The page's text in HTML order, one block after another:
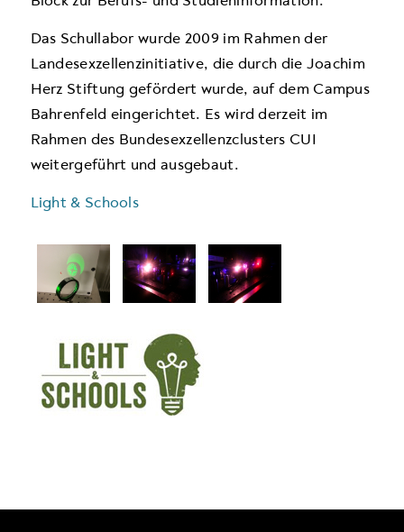
Das Schullabor wurde 2009 im Rahmen der
Landesexzellenzinitiative, die durch die Joachim
Herz Stiftung gefördert wurde, auf dem Campus
Bahrenfeld eingerichtet. Es wird derzeit im
Rahmen des Bundesexzellenzclusters CUI
weitergeführt und ausgebaut.
Light & Schools